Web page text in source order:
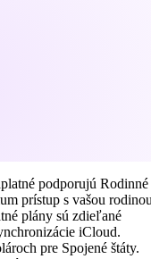
podporujú Rodinné
prístup s vašou
plány sú zdieľané
iCloud.
pre Spojené štáty.